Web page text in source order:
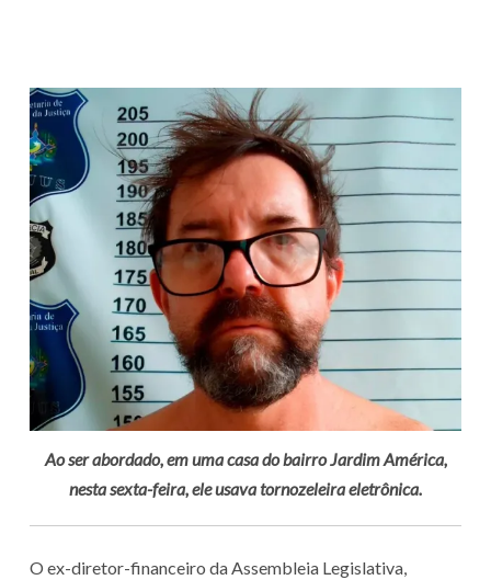
Ao ser abordado, em uma casa do bairro Jardim América,
nesta sexta-feira, ele usava tornozeleira eletrônica.
O ex-diretor-financeiro da Assembleia Legislativa,